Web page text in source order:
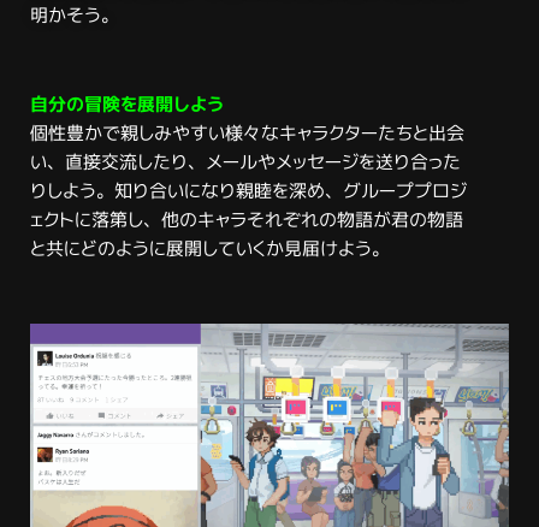
明かそう。
自分の冒険を展開しよう
個性豊かで親しみやすい様々なキャラクターたちと出会
い、直接交流したり、メールやメッセージを送り合った
りしよう。知り合いになり親睦を深め、グループプロジ
ェクトに落第し、他のキャラそれぞれの物語が君の物語
と共にどのように展開していくか見届けよう。